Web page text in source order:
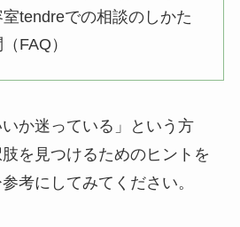
tendreでの相談のしかた
FAQ）
いか迷っている」という方
を見つけるためのヒントを
考にしてみてください。